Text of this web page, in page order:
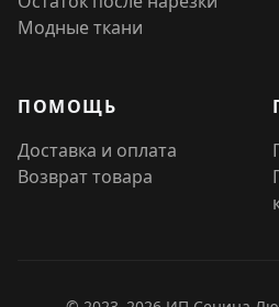
Модные ткани
ПОМОЩЬ
Доставка и оплата
Возврат товара